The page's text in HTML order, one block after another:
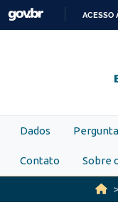
Skip to main content
ACESSO
Dados
Contato Sobre